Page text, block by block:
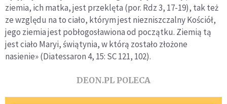
ziemia, ich matka, jest przeklęta (por. Rdz 3, 17-19), tak też
ze względu na to ciało, którym jest niezniszczalny Kościół,
jego ziemia jest pobłogosławiona od początku. Ziemią tą
jest ciało Maryi, świątynia, w którą zostało złożone
nasienie» (Diatessaron 4, 15: SC 121, 102).
DEON.PL POLECA